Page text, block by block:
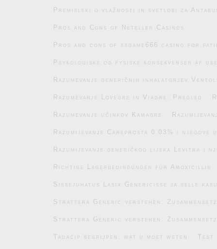
Premisleki o vlažnosti in svetlobi za
Pros and Cons of Neteller Casinos
Pros and cons of ssgame666 casino for
Psykologiske og fysiske konsekvenser af
Razumevanje generičnih inhalatorjev
Razumevanje Lovegre in Viagre: Pregled
Razumevanje učinkov Kamagre
Razumijevanje Careprosta 0.03% i njegove
Razumijevanje generičkog lijeka Levitra i
Richtige Lagerbedingungen für Amoxicillin
Sissejuhatus Lasix Genericisse ja selle
Strattera Generic verstehen:
Strattera Generic verstehen:
Tadacip begrijpen: wat u moet weten Test